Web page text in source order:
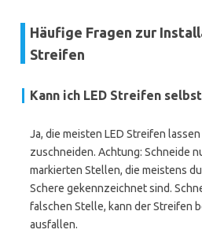
Häufige Fragen zur
Streifen
Kann ich LED Streifen
Ja, die meisten LED Streifen
zuschneiden. Achtung: Schneide
markierten Stellen, die meistens
Schere gekennzeichnet sind.
falschen Stelle, kann der Streifen
ausfallen.